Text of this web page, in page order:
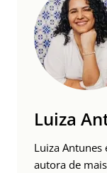
Luiza
Luiza Antunes
autora de